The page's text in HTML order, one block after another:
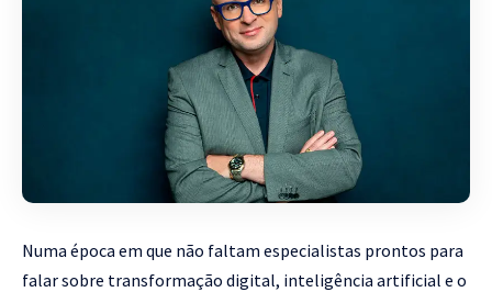
Numa época em que não faltam especialistas prontos para
falar sobre transformação digital, inteligência artificial e o